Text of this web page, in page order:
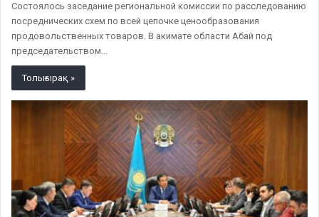
Состоялось заседание региональной комиссии по расследованию
посреднических схем по всей цепочке ценообразования
продовольственных товаров. В акимате области Абай под
председательством…
Толығырақ »